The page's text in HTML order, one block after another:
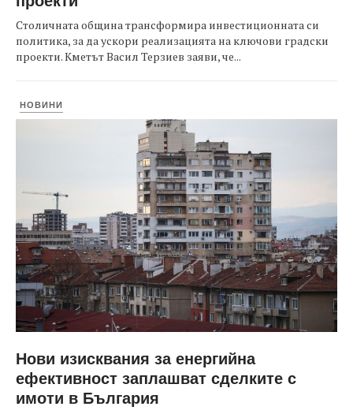
Столичната община трансформира инвестиционната си
политика, за да ускори реализацията на ключови градски
проекти. Кметът Васил Терзиев заяви, че...
НОВИНИ
Нови изисквания за енергийна
ефективност заплашват сделките с
имоти в България